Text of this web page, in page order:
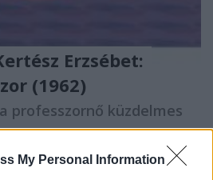
My Personal Information
Erzsébet:
(1962)
professzornő küzdelmes